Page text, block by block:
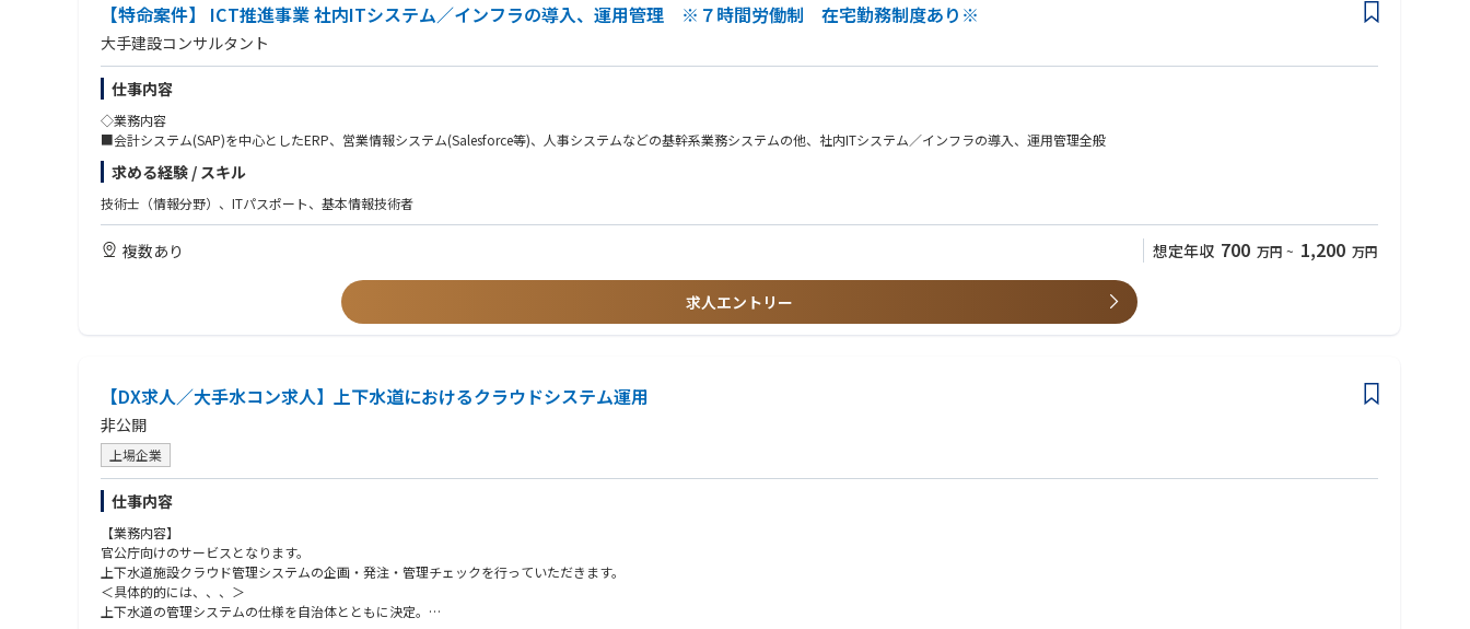
【特命案件】 ICT推進事業 社内ITシステム／インフラの導入、運用管理 ※７時間労働制 在宅勤務制度あり※
大手建設コンサルタント
仕事内容
◇業務内容
■会計システム(SAP)を中心としたERP、営業情報システム(Salesforce等)、人事システムなどの基幹系業務システムの他、社内ITシステム／インフラの導入、運用管理全般
求める経験 / スキル
技術士（情報分野）、ITパスポート、基本情報技術者
複数あり 想定年収 700 万円 ~ 1,200 万円
求人エントリー
【DX求人／大手水コン求人】上下水道におけるクラウドシステム運用
非公開
上場企業
仕事内容
【業務内容】
官公庁向けのサービスとなります。
上下水道施設クラウド管理システムの企画・発注・管理チェックを行っていただきます。
＜具体的的には、、、＞
上下水道の管理システムの仕様を自治体とともに決定。